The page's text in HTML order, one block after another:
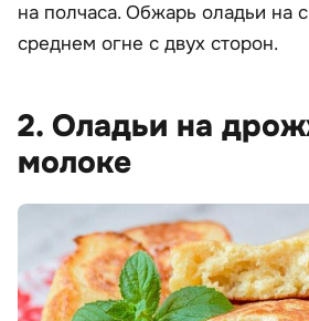
на полчаса. Обжарь оладьи на
среднем огне с двух сторон.
2. Оладьи на
молоке